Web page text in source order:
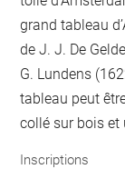
grand tableau
de J. J. De
G. Lundens
tableau peut
collé sur bois et
Inscriptions